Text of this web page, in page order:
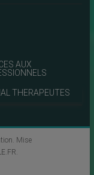
AUX
THERAPEUTES
. Mise
.